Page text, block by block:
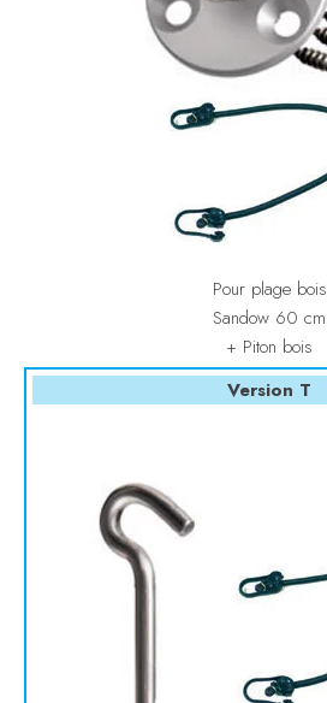
Pour plage bois
Sandow 60 cm
+ Piton bois
Version T